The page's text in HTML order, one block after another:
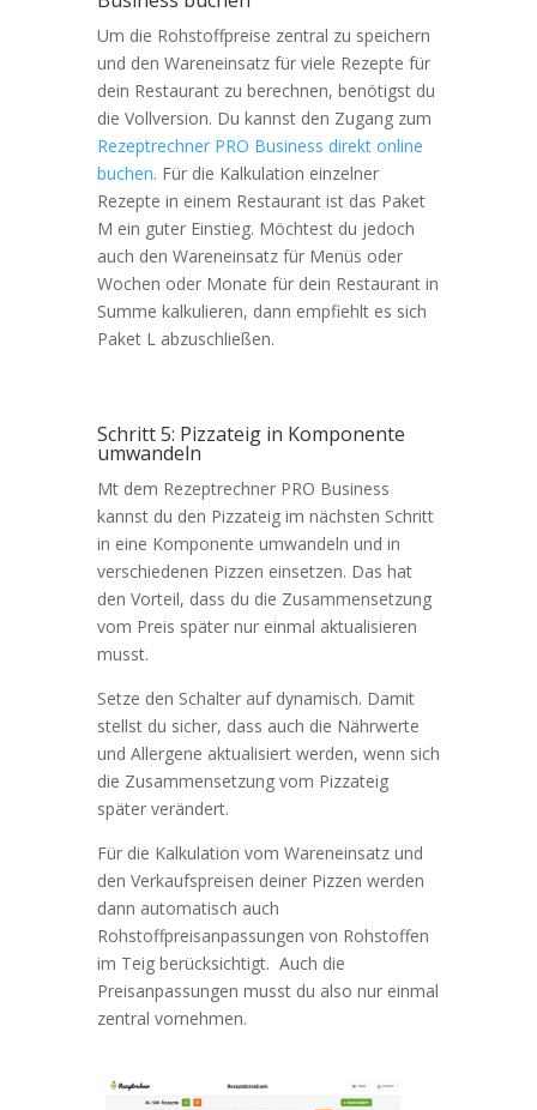
Um die Rohstoffpreise zentral zu speichern
und den Wareneinsatz für viele Rezepte für
dein Restaurant zu berechnen, benötigst du
die Vollversion. Du kannst den Zugang zum
Rezeptrechner PRO Business direkt online
buchen. Für die Kalkulation einzelner
Rezepte in einem Restaurant ist das Paket
M ein guter Einstieg. Möchtest du jedoch
auch den Wareneinsatz für Menüs oder
Wochen oder Monate für dein Restaurant in
Summe kalkulieren, dann empfiehlt es sich
Paket L abzuschließen.
Schritt 5: Pizzateig in Komponente
umwandeln
Mt dem Rezeptrechner PRO Business
kannst du den Pizzateig im nächsten Schritt
in eine Komponente umwandeln und in
verschiedenen Pizzen einsetzen. Das hat
den Vorteil, dass du die Zusammensetzung
vom Preis später nur einmal aktualisieren
musst.
Setze den Schalter auf dynamisch. Damit
stellst du sicher, dass auch die Nährwerte
und Allergene aktualisiert werden, wenn sich
die Zusammensetzung vom Pizzateig
später verändert.
Für die Kalkulation vom Wareneinsatz und
den Verkaufspreisen deiner Pizzen werden
dann automatisch auch
Rohstoffpreisanpassungen von Rohstoffen
im Teig berücksichtigt. Auch die
Preisanpassungen musst du also nur einmal
zentral vornehmen.